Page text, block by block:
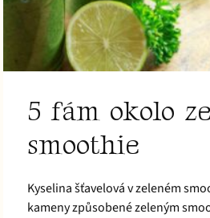
5 fám okolo
smoothie
Kyselina šťavelová v zeleném
kameny způsobené zeleným